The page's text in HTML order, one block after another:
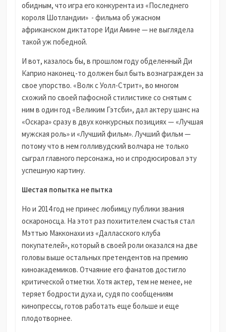
обидным, что игра его конкурента из «Последнего
короля Шотландии» - фильма об ужасном
африканском диктаторе Иди Амине — не выглядела
такой уж победной.
И вот, казалось бы, в прошлом году обделенный Ди
Каприо наконец-то должен был быть вознагражден за
свое упорство. «Волк с Уолл-Стрит», во многом
схожий по своей пафосной стилистике со снятым с
ним в один год «Великим Гэтсби», дал актеру шанс на
«Оскара» сразу в двух конкурсных позициях — «Лучшая
мужская роль» и «Лучший фильм». Лучший фильм —
потому что в нем голливудский волчара не только
сыграл главного персонажа, но и спродюсировал эту
успешную картину.
Шестая попытка не пытка
Но и 2014 год не принес любимцу публики звания
оскароносца. На этот раз похитителем счастья стал
Мэттью Макконахи из «Далласского клуба
покупателей», который в своей роли оказался на две
головы выше остальных претендентов на премию
киноакадемиков. Отчаяние его фанатов достигло
критической отметки. Хотя актер, тем не менее, не
теряет бодрости духа и, судя по сообщениям
кинопрессы, готов работать еще больше и еще
плодотворнее.